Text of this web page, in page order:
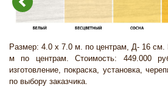
Размер: 4.0 х 7.0 м. по центрам, Д- 16 см.
м по центрам. Стоимость: 449.000
изготовление, покраска, установка,
по выбору заказчика.